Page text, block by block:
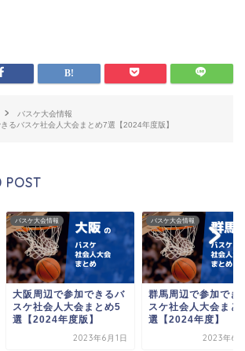
バスケ大会情報
るバスケ社会人大会まとめ7選【2024年度版】
POST
バスケ大会情報
群馬周辺で参加できるバ
スケ社会人大会まとめ10
選【2024年度】
2023年6月28日
バスケ大会情報
神奈川県周辺のバス
会人大会徹底まとめ
【2024年度版】
2023年5